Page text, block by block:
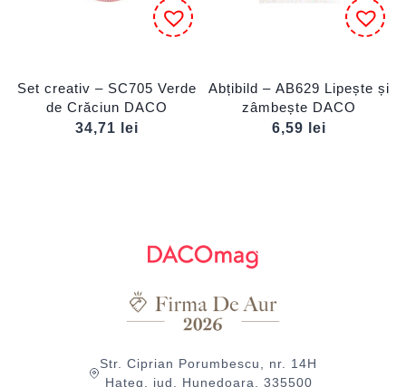
Set creativ – SC705 Verde
de Crăciun DACO
34,71
lei
Abțibild – AB629 Lipește și
zâmbește DACO
6,59
lei
Str. Ciprian Porumbescu, nr. 14H
Hațeg, jud. Hunedoara, 335500